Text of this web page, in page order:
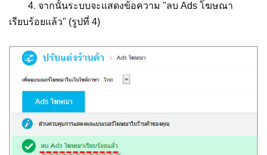
4. จากนั้นระบบจะแสดงข้อความ "ลบ Ads โฆษณา
เรียบร้อยแล้ว" (รูปที่ 4)